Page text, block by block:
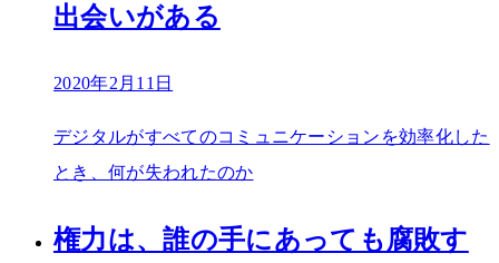
出会いがある
2020年2月11日
デジタルがすべてのコミュニケーションを効率化した
とき、何が失われたのか
権力は、誰の手にあっても腐敗す